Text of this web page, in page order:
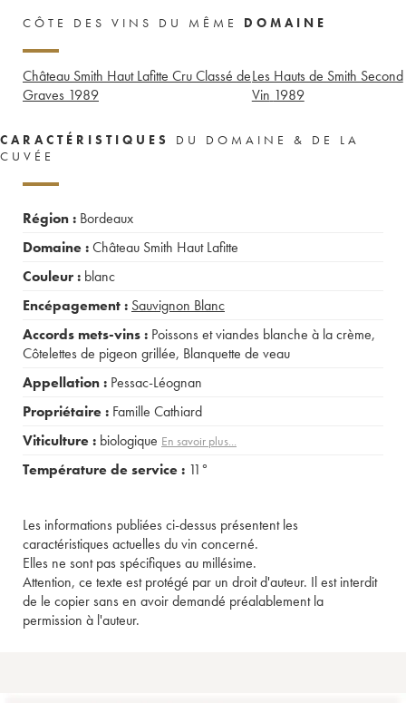
CÔTE DES VINS DU MÊME DOMAINE
Château Smith Haut Lafitte Cru Classé de
Graves 1989
Les Hauts de Smith Second
Vin 1989
CARACTÉRISTIQUES
DU DOMAINE & DE LA
CUVÉE
Région : Bordeaux
Domaine :Château Smith Haut Lafitte
Couleur : blanc
Encépagement : Sauvignon Blanc
Accords mets-vins : Poissons et viandes blanche à la crème,
Côtelettes de pigeon grillée, Blanquette de veau
Appellation : Pessac-Léognan
Propriétaire : Famille Cathiard
Viticulture : biologique En savoir plus...
Température de service : 11°
Les informations publiées ci-dessus présentent les
caractéristiques actuelles du vin concerné.
Elles ne sont pas spécifiques au millésime.
Attention, ce texte est protégé par un droit d'auteur. Il est interdit
de le copier sans en avoir demandé préalablement la
permission à l'auteur.